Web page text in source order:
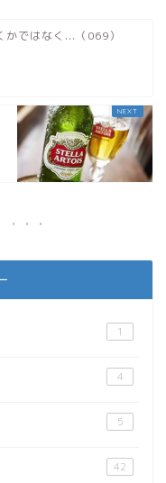
かではなく...（069）
1
4
5
42